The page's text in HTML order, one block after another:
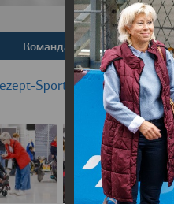
Команда
Sport Wheelchair Half